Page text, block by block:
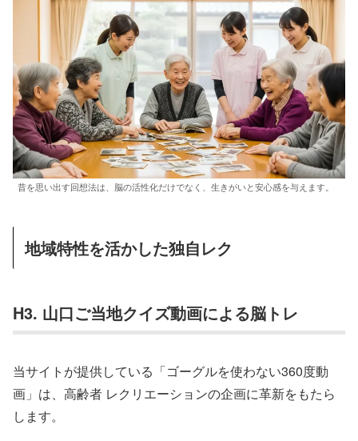
昔を思い出す回想法は、脳の活性化だけでなく、生きがいと安心感を与えます。
地域特性を活かした独自レク
H3. 山口ご当地クイズ動画による脳トレ
当サイトが提供している「ゴーグルを使わない360度動
画」は、高齢者 レクリエーションの企画に革新をもたら
します。